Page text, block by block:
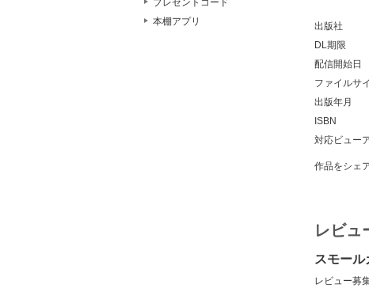
プレゼントコード
本棚アプリ
出版社
DL期限
配信開始日
ファイルサ
出版年月
ISBN
対応ビュー
作品をシェ
レビュ
スモール
レビュー募